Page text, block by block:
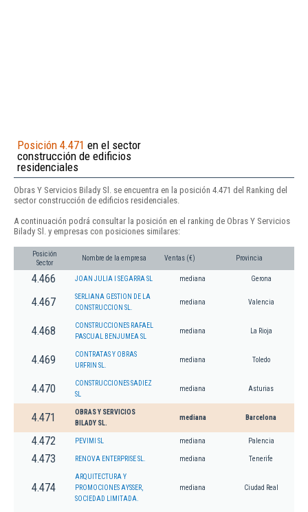
Posición 4.471 en el sector
construcción de edificios
residenciales
Obras Y Servicios Bilady Sl. se encuentra en la posición 4.471 del Ranking del
sector construcción de edificios residenciales.
A continuación podrá consultar la posición en el ranking de Obras Y Servicios
Bilady Sl. y empresas con posiciones similares:
Posición
Sector
Nombre de la empresa Ventas (€) Provincia
4.466 JOAN JULIA I SEGARRA SL mediana Gerona
4.467
SERLIANA GESTION DE LA
CONSTRUCCION SL.
mediana Valencia
4.468
CONSTRUCCIONES RAFAEL
PASCUAL BENJUMEA SL
mediana La Rioja
4.469
CONTRATAS Y OBRAS
URFRIN SL.
mediana Toledo
4.470
CONSTRUCCIONES SADIEZ
SL
mediana Asturias
4.471
OBRAS Y SERVICIOS
BILADY SL.
mediana Barcelona
4.472 PEVIMI SL mediana Palencia
4.473 RENOVA ENTERPRISE SL. mediana Tenerife
4.474
ARQUITECTURA Y
PROMOCIONES AYSSER,
SOCIEDAD LIMITADA.
mediana Ciudad Real